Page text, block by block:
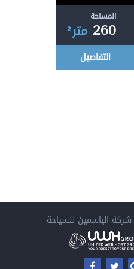
المساحة
260 متر²
التفاصيل
شركة الياسمين للسياحة